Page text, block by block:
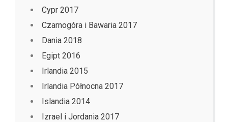
Cypr 2017
Czarnogóra i Bawaria 2017
Dania 2018
Egipt 2016
Irlandia 2015
Irlandia Północna 2017
Islandia 2014
Izrael i Jordania 2017